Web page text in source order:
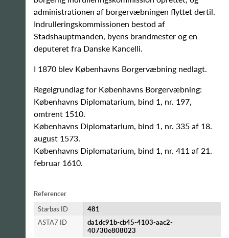
administrationen af borgervæbningen flyttet dertil.
Indrulleringskommissionen bestod af
Stadshauptmanden, byens brandmester og en
deputeret fra Danske Kancelli.
I 1870 blev Københavns Borgervæbning nedlagt.
Regelgrundlag for Københavns Borgervæbning:
Københavns Diplomatarium, bind 1, nr. 197,
omtrent 1510.
Københavns Diplomatarium, bind 1, nr. 335 af 18.
august 1573.
Københavns Diplomatarium, bind 1, nr. 411 af 21.
februar 1610.
Referencer
Starbas ID
481
ASTA7 ID
da1dc91b-cb45-4103-aac2-
40730e808023